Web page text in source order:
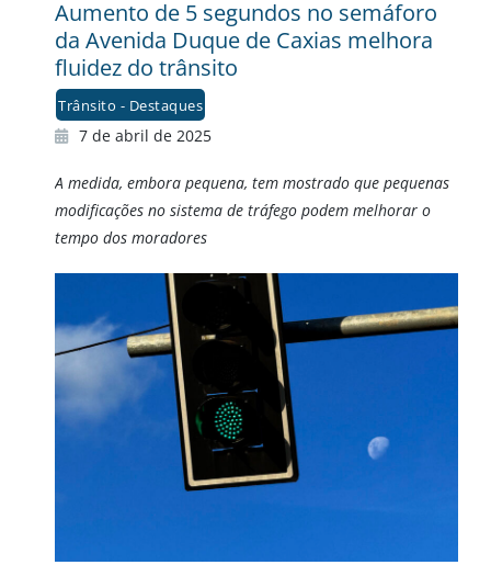
Aumento de 5 segundos no semáforo
da Avenida Duque de Caxias melhora
fluidez do trânsito
Trânsito - Destaques
7 de abril de 2025
A medida, embora pequena, tem mostrado que pequenas
modificações no sistema de tráfego podem melhorar o
tempo dos moradores